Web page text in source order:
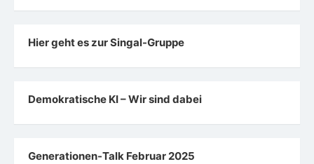
Hier geht es zur Singal-Gruppe
Demokratische KI – Wir sind dabei
Generationen-Talk Februar 2025